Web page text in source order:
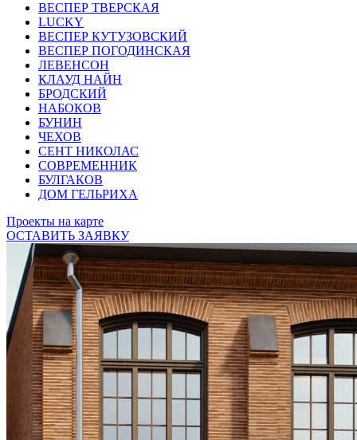
ВЕСПЕР ТВЕРСКАЯ
LUCKY
ВЕСПЕР КУТУЗОВСКИЙ
ВЕСПЕР ПОГОДИНСКАЯ
ЛЕВЕНСОН
КЛАУД НАЙН
БРОДСКИЙ
НАБОКОВ
БУНИН
ЧЕХОВ
СЕНТ НИКОЛАС
СОВРЕМЕННИК
БУЛГАКОВ
ДОМ ГЕЛЬРИХА
Проекты на карте
ОСТАВИТЬ ЗАЯВКУ